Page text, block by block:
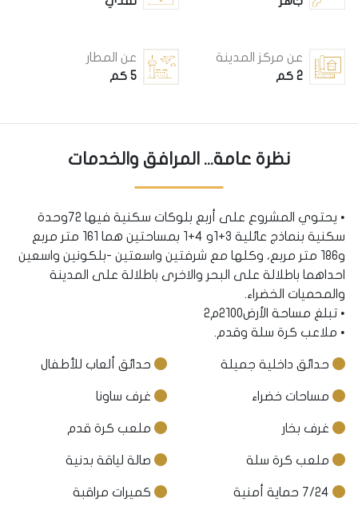
عن مركز المدينة
2 كم
عن المطار
5 كم
نظرة عامة... المرافق والخدمات
• يحتوي المشروع على أربع بلوكات سكنية فيها 72وحدة
سكنية بنماذج عائلية 3+1و 4+1 بمساحتين هما 161 متر مربع
و186 متر مربع، وكلها مع شرفتين واسعتين -بلكونين واسعين
احداهما باطلالة على البحر والاخرى باطلالة على المدينة
والمحميات الخضراء.
• تبلغ مساحة الأرض2100م2
• ملاعب كرة سلة وقدم.
حدائق داخلية جميلة حدائق ألعاب للأطفال
مساحات خضراء غرف ساونا
غرف بخار ملعب كرة قدم
ملعب كرة سلة صالة لياقة بدنية
كميرات مراقبة